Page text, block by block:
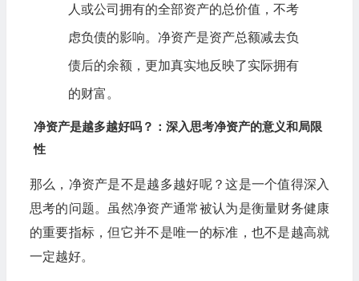
人或公司拥有的全部资产的总价值，不考
虑负债的影响。净资产是资产总额减去负
债后的余额，更加真实地反映了实际拥有
的财富。
净资产是越多越好吗？：深入思考净资产的意义和局限
性
那么，净资产是不是越多越好呢？这是一个值得深入
思考的问题。虽然净资产通常被认为是衡量财务健康
的重要指标，但它并不是唯一的标准，也不是越高就
一定越好。